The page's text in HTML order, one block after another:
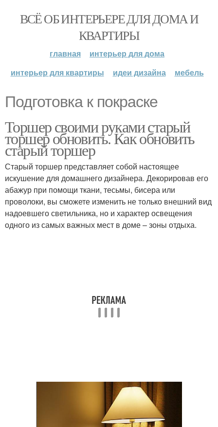
ВСЁ ОБ ИНТЕРЬЕРЕ ДЛЯ ДОМА И
КВАРТИРЫ
главная
интерьер для дома
интерьер для квартиры
идеи дизайна мебель
Подготовка к покраске
Торшер своими руками старый
торшер обновить. Как обновить
старый торшер
Старый торшер представляет собой настоящее
искушение для домашнего дизайнера. Декорировав его
абажур при помощи ткани, тесьмы, бисера или
проволоки, вы сможете изменить не только внешний вид
надоевшего светильника, но и характер освещения
одного из самых важных мест в доме – зоны отдыха.